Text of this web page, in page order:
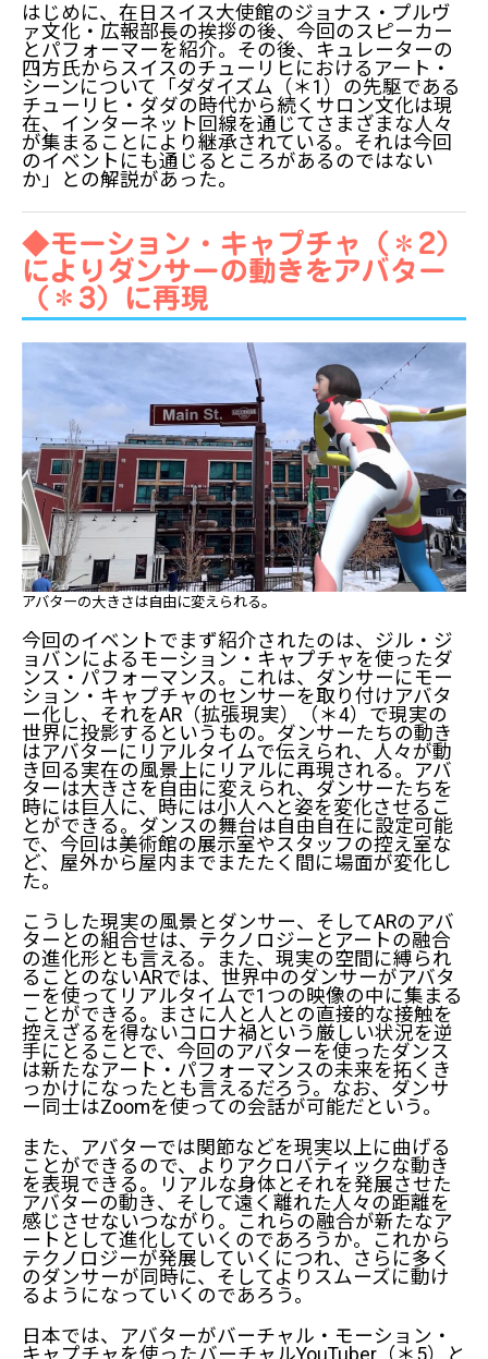
はじめに、在日スイス大使館のジョナス・プルヴ
ァ文化・広報部長の挨拶の後、今回のスピーカー
とパフォーマーを紹介。その後、キュレーターの
四方氏からスイスのチューリヒにおけるアート・
シーンについて「ダダイズム（＊1）の先駆である
チューリヒ・ダダの時代から続くサロン文化は現
在、インターネット回線を通じてさまざまな人々
が集まることにより継承されている。それは今回
のイベントにも通じるところがあるのではない
か」との解説があった。
◆モーション・キャプチャ（＊2）
によりダンサーの動きをアバター
（＊3）に再現
アバターの大きさは自由に変えられる。
今回のイベントでまず紹介されたのは、ジル・ジ
ョバンによるモーション・キャプチャを使ったダ
ンス・パフォーマンス。これは、ダンサーにモー
ション・キャプチャのセンサーを取り付けアバタ
ー化し、それをAR（拡張現実）（＊4）で現実の
世界に投影するというもの。ダンサーたちの動き
はアバターにリアルタイムで伝えられ、人々が動
き回る実在の風景上にリアルに再現される。アバ
ターは大きさを自由に変えられ、ダンサーたちを
時には巨人に、時には小人へと姿を変化させるこ
とができる。ダンスの舞台は自由自在に設定可能
で、今回は美術館の展示室やスタッフの控え室な
ど、屋外から屋内までまたたく間に場面が変化し
た。
こうした現実の風景とダンサー、そしてARのアバ
ターとの組合せは、テクノロジーとアートの融合
の進化形とも言える。また、現実の空間に縛られ
ることのないARでは、世界中のダンサーがアバタ
ーを使ってリアルタイムで1つの映像の中に集まる
ことができる。まさに人と人との直接的な接触を
控えざるを得ないコロナ禍という厳しい状況を逆
手にとることで、今回のアバターを使ったダンス
は新たなアート・パフォーマンスの未来を拓くき
っかけになったとも言えるだろう。なお、ダンサ
ー同士はZoomを使っての会話が可能だという。
また、アバターでは関節などを現実以上に曲げる
ことができるので、よりアクロバティックな動き
を表現できる。リアルな身体とそれを発展させた
アバターの動き、そして遠く離れた人々の距離を
感じさせないつながり。これらの融合が新たなア
ートとして進化していくのであろうか。これから
テクノロジーが発展していくにつれ、さらに多く
のダンサーが同時に、そしてよりスムーズに動け
るようになっていくのであろう。
日本では、アバターがバーチャル・モーション・